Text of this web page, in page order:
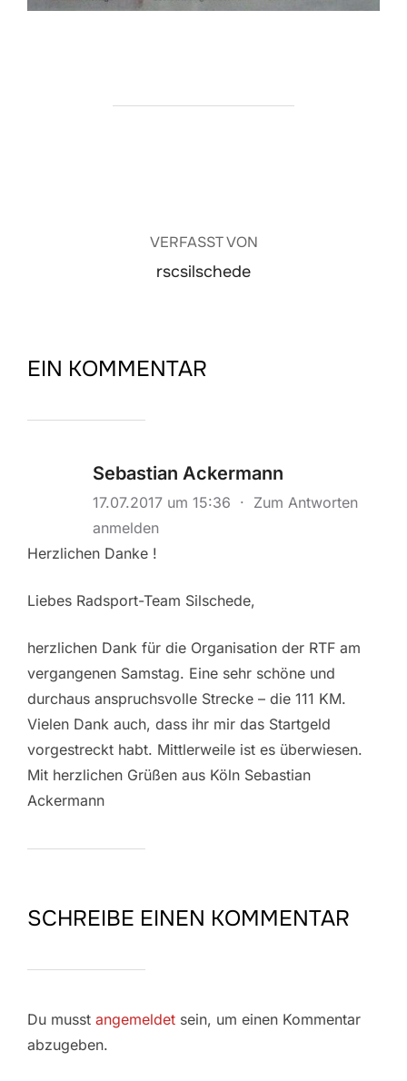
VERFASST VON
rscsilschede
EIN KOMMENTAR
Sebastian Ackermann
17.07.2017 um 15:36 · Zum Antworten
anmelden
Herzlichen Danke !
Liebes Radsport-Team Silschede,
herzlichen Dank für die Organisation der RTF am
vergangenen Samstag. Eine sehr schöne und
durchaus anspruchsvolle Strecke – die 111 KM.
Vielen Dank auch, dass ihr mir das Startgeld
vorgestreckt habt. Mittlerweile ist es überwiesen.
Mit herzlichen Grüßen aus Köln Sebastian
Ackermann
SCHREIBE EINEN KOMMENTAR
Du musst angemeldet sein, um einen Kommentar
abzugeben.